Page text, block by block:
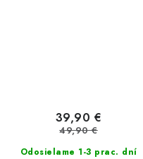
Odosielame 1-3 prac. dní
39,90 €
49,90 €